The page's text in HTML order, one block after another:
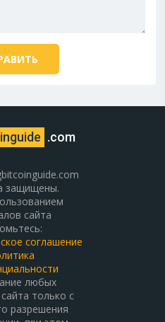
.com
защищены.
сайта
соглашение
любых
только с
разрешения